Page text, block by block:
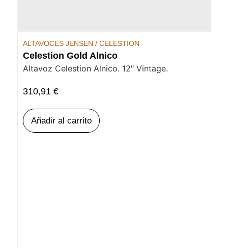
ALTAVOCES JENSEN / CELESTION
Celestion Gold Alnico
Altavoz Celestion Alnico. 12″ Vintage.
310,91 €
Añadir al carrito